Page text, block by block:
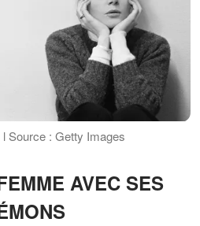
Source : Getty Images
AVEC SES